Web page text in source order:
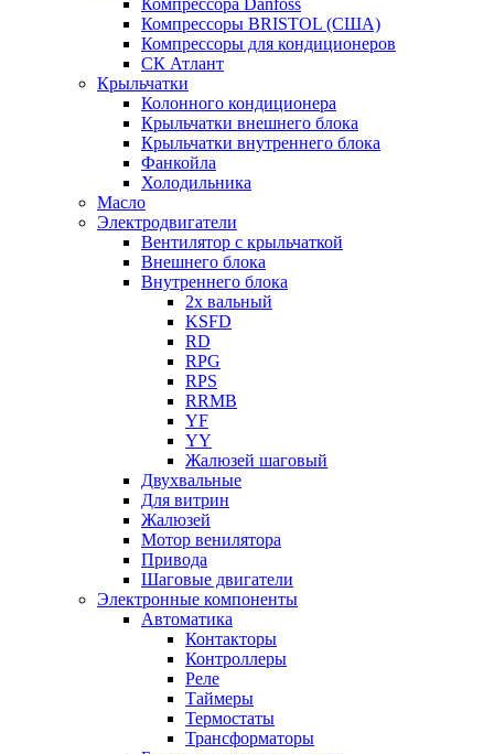
Компрессора Danfoss
Компрессоры BRISTOL (США)
Компрессоры для кондиционеров
СК Атлант
Крыльчатки
Колонного кондиционера
Крыльчатки внешнего блока
Крыльчатки внутреннего блока
Фанкойла
Холодильника
Масло
Электродвигатели
Вентилятор с крыльчаткой
Внешнего блока
Внутреннего блока
2х вальный
KSFD
RD
RPG
RPS
RRMB
YF
YY
Жалюзей шаговый
Двухвальные
Для витрин
Жалюзей
Мотор венилятора
Привода
Шаговые двигатели
Электронные компоненты
Автоматика
Контакторы
Контроллеры
Реле
Таймеры
Термостаты
Трансформаторы